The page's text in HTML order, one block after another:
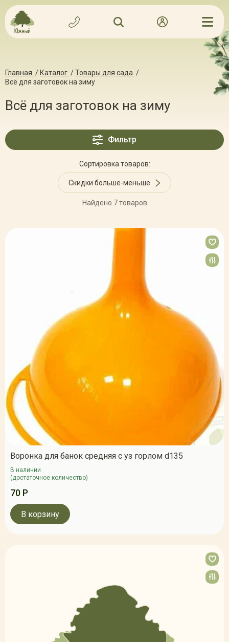
Главная / Каталог /Товары для сада /
Всё для заготовок на зиму
Всё для заготовок на зиму
Фильтр
Сортировка товаров:
Скидки больше-меньше
Найдено 7 товаров
Воронка для банок средняя с уз горлом d135
В наличии
(достаточное количество)
70 Р
В корзину